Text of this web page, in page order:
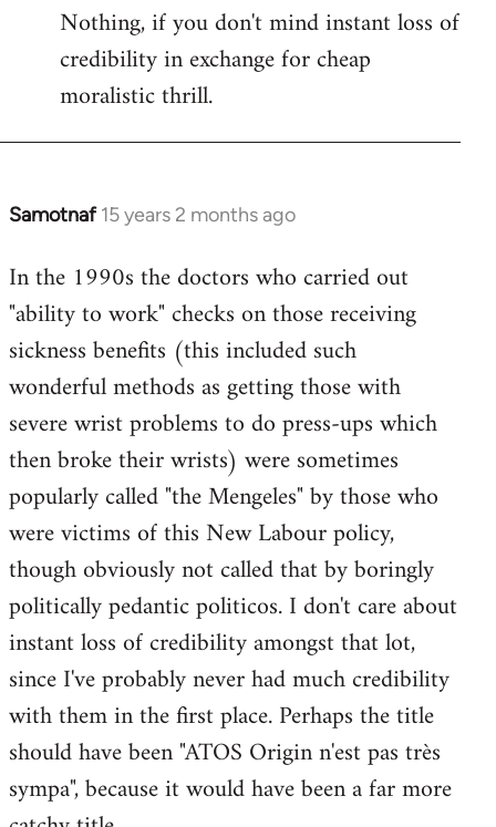
Nothing, if you don't mind instant loss of
credibility in exchange for cheap
moralistic thrill.
Samotnaf 15 years 2 months ago
In
to
Welcome
libcom.org
In the 1990s the doctors who carried out
"ability to work" checks on those receiving
sickness benefits (this included such
wonderful methods as getting those with
severe wrist problems to do press-ups which
then broke their wrists) were sometimes
popularly called "the Mengeles" by those who
were victims of this New Labour policy,
though obviously not called that by boringly
politically pedantic politicos. I don't care about
instant loss of credibility amongst that lot,
since I've probably never had much credibility
with them in the first place. Perhaps the title
should have been "ATOS Origin n'est pas très
sympa", because it would have been a far more